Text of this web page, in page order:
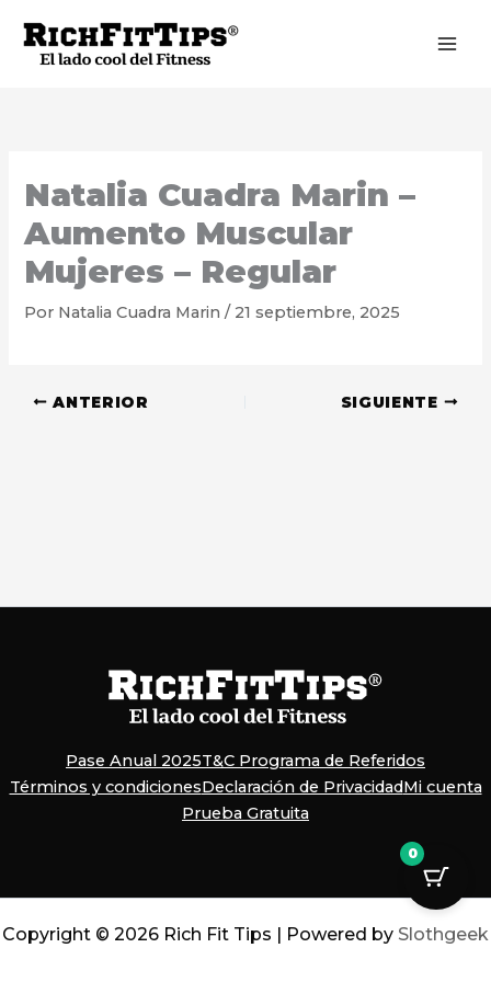
contenido
Natalia Cuadra Marin –
Aumento Muscular
Mujeres – Regular
Por Natalia Cuadra Marin/ 21 septiembre, 2025
ANTERIOR SIGUIENTE
Pase Anual 2025T&C Programa de Referidos
Términos y condicionesDeclaración de PrivacidadMi cuenta
Prueba Gratuita
Copyright © 2026 Rich Fit Tips | Powered by Slothgeek
0